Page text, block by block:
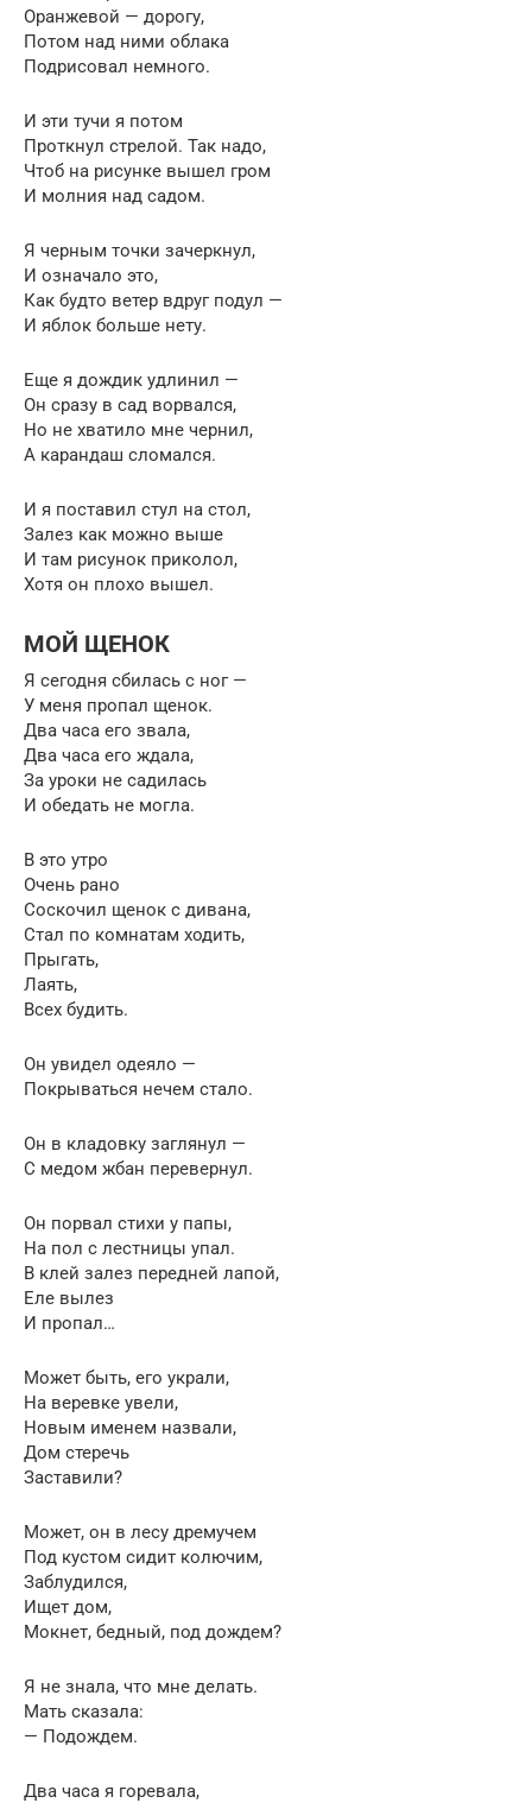
Оранжевой — дорогу,
Потом над ними облака
Подрисовал немного.
И эти тучи я потом
Проткнул стрелой. Так надо,
Чтоб на рисунке вышел гром
И молния над садом.
Я черным точки зачеркнул,
И означало это,
Как будто ветер вдруг подул —
И яблок больше нету.
Еще я дождик удлинил —
Он сразу в сад ворвался,
Но не хватило мне чернил,
А карандаш сломался.
И я поставил стул на стол,
Залез как можно выше
И там рисунок приколол,
Хотя он плохо вышел.
МОЙ ЩЕНОК
Я сегодня сбилась с ног —
У меня пропал щенок.
Два часа его звала,
Два часа его ждала,
За уроки не садилась
И обедать не могла.
В это утро
Очень рано
Соскочил щенок с дивана,
Стал по комнатам ходить,
Прыгать,
Лаять,
Всех будить.
Он увидел одеяло —
Покрываться нечем стало.
Он в кладовку заглянул —
С медом жбан перевернул.
Он порвал стихи у папы,
На пол с лестницы упал.
В клей залез передней лапой,
Еле вылез
И пропал…
Может быть, его украли,
На веревке увели,
Новым именем назвали,
Дом стеречь
Заставили?
Может, он в лесу дремучем
Под кустом сидит колючим,
Заблудился,
Ищет дом,
Мокнет, бедный, под дождем?
Я не знала, что мне делать.
Мать сказала:
— Подождем.
Два часа я горевала,